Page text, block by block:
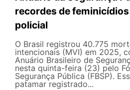
recordes de
policial
O Brasil registrou 40.775
intencionais (MVI) em 2025,
Anuário Brasileiro de
nesta quinta-feira (23) pelo
Segurança Pública (FBSP).
patamar registrado...